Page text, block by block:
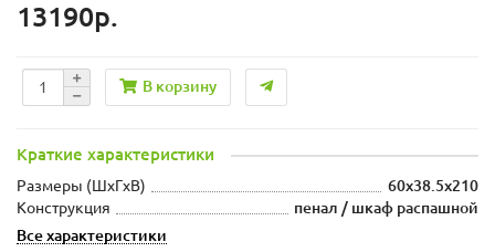
13190р.
В корзину
Краткие характеристики
Размеры (ШxГxВ)
60x38.5x210
Конструкция
пенал / шкаф распашной
Все характеристики